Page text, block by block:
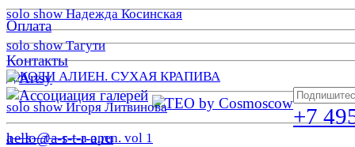
solo show Надежда Косинская
solo show Тагути
ДЖОЛИ АЛИЕН. СУХАЯ КРАПИВА
solo show Игоря Литвинова
a—s—t—r—a open. vol 1
Оплата
Контакты
+7
hello@a-s-t-r-a.ru